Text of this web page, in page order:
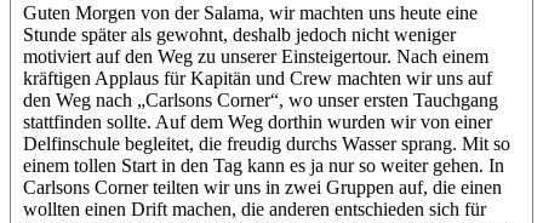
Guten Morgen von der Salama, wir machten uns heute eine
Stunde später als gewohnt, deshalb jedoch nicht weniger
motiviert auf den Weg zu unserer Einsteigertour. Nach einem
kräftigen Applaus für Kapitän und Crew machten wir uns auf
den Weg nach „Carlsons Corner“, wo unser ersten Tauchgang
stattfinden sollte. Auf dem Weg dorthin wurden wir von einer
Delfinschule begleitet, die freudig durchs Wasser sprang. Mit so
einem tollen Start in den Tag kann es ja nur so weiter gehen. In
Carlsons Corner teilten wir uns in zwei Gruppen auf, die einen
wollten einen Drift machen, die anderen entschieden sich für